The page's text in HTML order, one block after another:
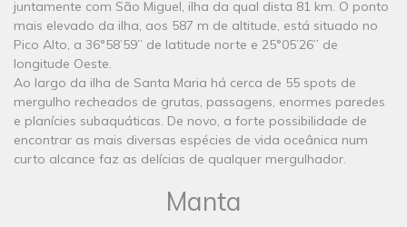
juntamente com São Miguel, ilha da qual dista 81 km. O ponto
mais elevado da ilha, aos 587 m de altitude, está situado no
Pico Alto, a 36°58’59’’ de latitude norte e 25°05’26’’ de
longitude Oeste.
Ao largo da ilha de Santa Maria há cerca de 55 spots de
mergulho recheados de grutas, passagens, enormes paredes
e planícies subaquáticas. De novo, a forte possibilidade de
encontrar as mais diversas espécies de vida oceânica num
curto alcance faz as delícias de qualquer mergulhador.
Manta